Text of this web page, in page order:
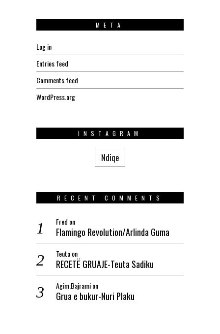
META
Log in
Entries feed
Comments feed
WordPress.org
INSTAGRAM
Ndiqe
RECENT COMMENTS
Fred on
Flamingo Revolution/Arlinda Guma
Teutaon
RECETË GRUAJE-Teuta Sadiku
Agim.Bajramion
Grua e bukur-Nuri Plaku